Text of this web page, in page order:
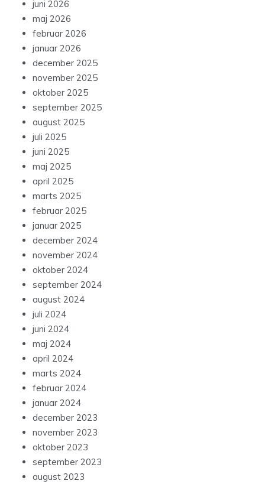
juni 2026
maj 2026
februar 2026
januar 2026
december 2025
november 2025
oktober 2025
september 2025
august 2025
juli 2025
juni 2025
maj 2025
april 2025
marts 2025
februar 2025
januar 2025
december 2024
november 2024
oktober 2024
september 2024
august 2024
juli 2024
juni 2024
maj 2024
april 2024
marts 2024
februar 2024
januar 2024
december 2023
november 2023
oktober 2023
september 2023
august 2023